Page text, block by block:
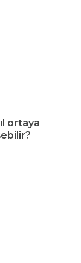
ortaya